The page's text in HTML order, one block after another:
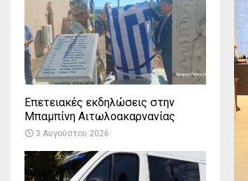
Επετειακές εκδηλώσεις στην
Μπαμπίνη Αιτωλοακαρνανίας
3 Αυγούστου 2026